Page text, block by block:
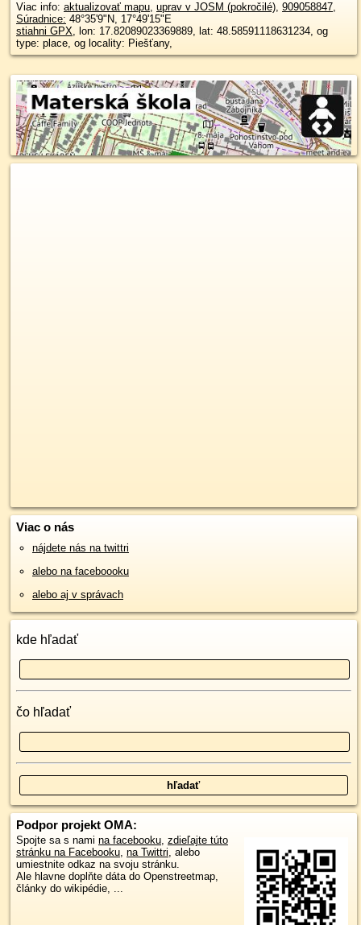
Viac info: aktualizovať mapu, uprav v JOSM (pokročilé), 909058847,
Súradnice: 48°35'9"N, 17°49'15"E
stiahni GPX, lon: 17.82089023369889, lat: 48.58591118631234, og
type: place, og locality: Piešťany,
Viac o nás
nájdete nás na twittri
alebo na faceboooku
alebo aj v správach
kde hľadať
čo hľadať
Podpor projekt OMA:
Spojte sa s nami na facebooku, zdieľajte túto
stránku na Facebooku, na Twittri, alebo
umiestnite odkaz na svoju stránku.
Ale hlavne doplňte dáta do Openstreetmap,
články do wikipédie, ...